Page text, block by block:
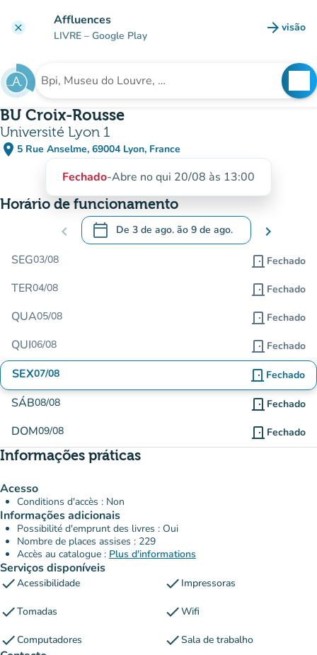
clear Affluences
LIVRE – Google Play arrow_forward visão
(novo
Procura uma instituição
BU Croix-Rousse
Université Lyon 1
place 5 Rue Anselme, 69004 Lyon, France
(abrir no Google Maps)
(novo separador)
Fechado-Abre no qui 20/08 às 13:00
Horário de funcionamento
chevron_left calendar_today De 3 de ago. ão 9 de ago.
.Abra o calendário para alterar as datas
chevron_right
SEG03/08 door_front Fechado
TER04/08 door_front Fechado
QUA05/08 door_front Fechado
QUI06/08 door_front Fechado
SEX07/08 door_front Fechado
SÁB08/08 door_front Fechado
DOM09/08 door_front Fechado
Informações práticas
Acesso
Conditions d'accès : Non
Informações adicionais
Possibilité d'emprunt des livres : Oui
Nombre de places assises : 229
Accès au catalogue : Plus d'informations
Serviços disponíveis
checkAcessibilidade check Impressoras
checkTomadas checkWifi
checkComputadores checkSala de trabalho